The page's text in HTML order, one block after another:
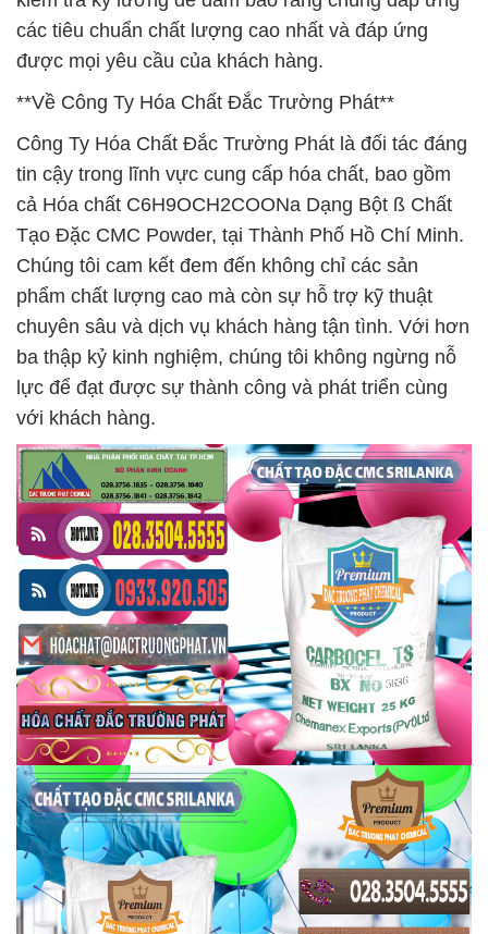
các tiêu chuẩn chất lượng cao nhất và đáp ứng
được mọi yêu cầu của khách hàng.
**Về Công Ty Hóa Chất Đắc Trường Phát**
Công Ty Hóa Chất Đắc Trường Phát là đối tác đáng
tin cậy trong lĩnh vực cung cấp hóa chất, bao gồm
cả Hóa chất C6H9OCH2COONa Dạng Bột ß Chất
Tạo Đặc CMC Powder, tại Thành Phố Hồ Chí Minh.
Chúng tôi cam kết đem đến không chỉ các sản
phẩm chất lượng cao mà còn sự hỗ trợ kỹ thuật
chuyên sâu và dịch vụ khách hàng tận tình. Với hơn
ba thập kỷ kinh nghiệm, chúng tôi không ngừng nỗ
lực để đạt được sự thành công và phát triển cùng
với khách hàng.